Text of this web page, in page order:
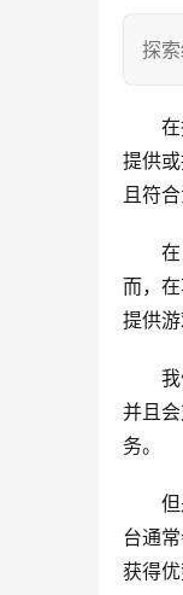
探
提供
且符
而，
提供
并且
务。
台通
获得